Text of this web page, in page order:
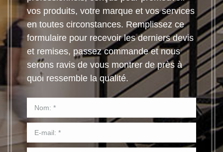
vos produits, votre marque et vos services
en toutes circonstances. Remplissez ce
formulaire pour recevoir les derniers devis
et remises, passez commande et nous
serons ravis de vous montrer de près à
quoi ressemble la qualité.